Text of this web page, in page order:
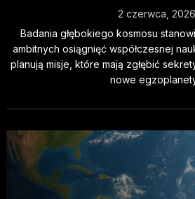
2 czerwca, 2026
Badania głębokiego kosmosu
ambitnych osiągnięć współczesnej
planują misje, które mają zgłębić
nowe